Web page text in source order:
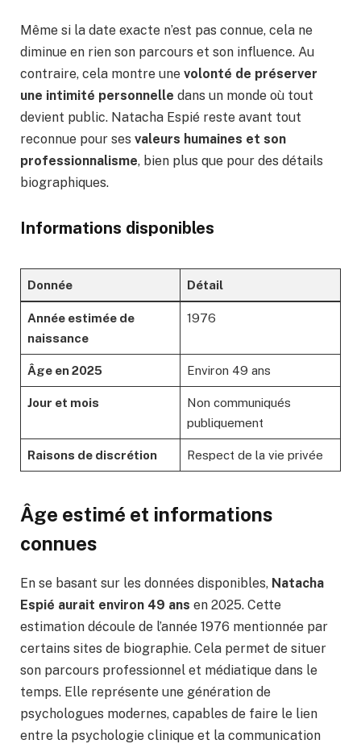
Même si la date exacte n’est pas connue, cela ne
diminue en rien son parcours et son influence. Au
contraire, cela montre une volonté de préserver
une intimité personnelle dans un monde où tout
devient public. Natacha Espié reste avant tout
reconnue pour ses valeurs humaines et son
professionnalisme, bien plus que pour des détails
biographiques.
Informations disponibles
Donnée Détail
Année estimée de
naissance
1976
Âge en 2025 Environ 49 ans
Jour et mois
Non communiqués
publiquement
Raisons de discrétion Respect de la vie privée
Âge estimé et informations
connues
En se basant sur les données disponibles, Natacha
Espié aurait environ 49 ans en 2025. Cette
estimation découle de l’année 1976 mentionnée par
certains sites de biographie. Cela permet de situer
son parcours professionnel et médiatique dans le
temps. Elle représente une génération de
psychologues modernes, capables de faire le lien
entre la psychologie clinique et la communication